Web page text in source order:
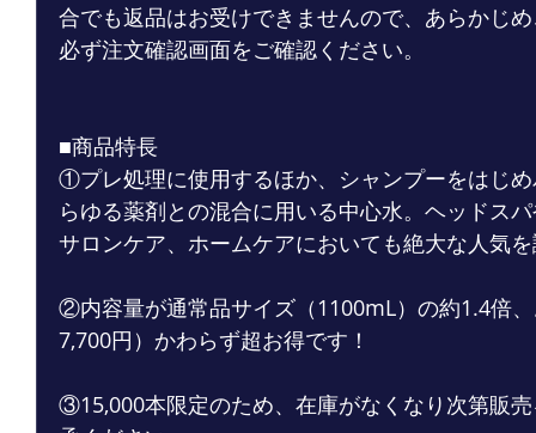
合でも返品はお受けできませんので、あらかじ
必ず注文確認画面をご確認ください。
■商品特長
①プレ処理に使用するほか、シャンプーをはじ
らゆる薬剤との混合に用いる中心水。ヘッドス
サロンケア、ホームケアにおいても絶大な人気
②内容量が通常品サイズ（1100mL）の約1.4倍
7,700円）かわらず超お得です！
③15,000本限定のため、在庫がなくなり次第販